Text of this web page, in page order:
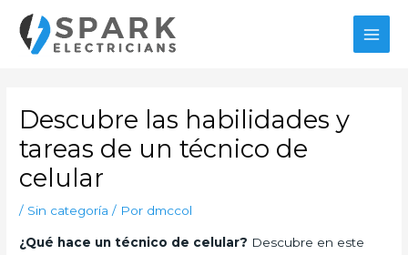
contenido
Descubre las habilidades y
tareas de un técnico de
celular
/ Sin categoría / Por dmccol
¿Qué hace un técnico de celular? Descubre en este